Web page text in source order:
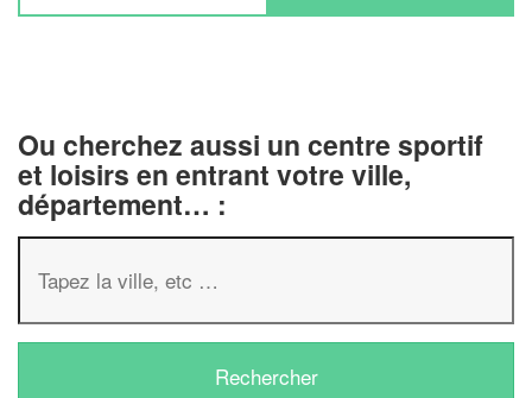
Ou cherchez aussi un centre sportif
et loisirs en entrant votre ville,
département… :
✕
Vous êtes un